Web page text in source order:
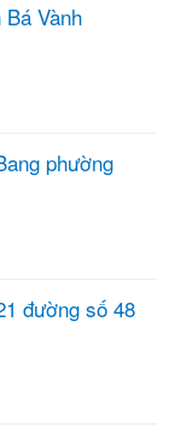
Vành
phường
đường số 48